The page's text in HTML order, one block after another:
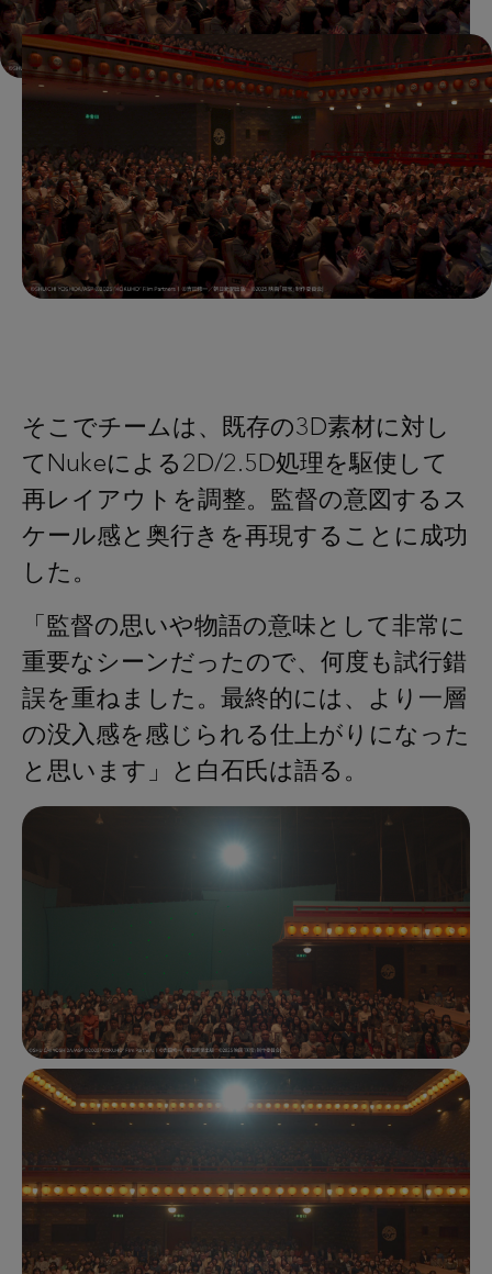
そこでチームは、既存の3D素材に対し
てNukeによる2D/2.5D処理を駆使して
再レイアウトを調整。監督の意図するス
ケール感と奥行きを再現することに成功
した。
「監督の思いや物語の意味として非常に
重要なシーンだったので、何度も試行錯
誤を重ねました。最終的には、より一層
の没入感を感じられる仕上がりになった
と思います」と白石氏は語る。